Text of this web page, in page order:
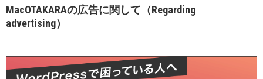
MacOTAKARAの広告に関して（Regarding
advertising）